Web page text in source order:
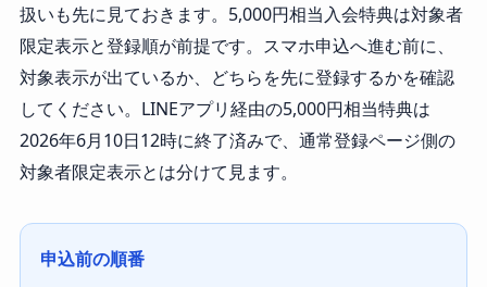
扱いも先に見ておきます。5,000円相当入会特典は対象者
限定表示と登録順が前提です。スマホ申込へ進む前に、
対象表示が出ているか、どちらを先に登録するかを確認
してください。LINEアプリ経由の5,000円相当特典は
2026年6月10日12時に終了済みで、通常登録ページ側の
対象者限定表示とは分けて見ます。
申込前の順番